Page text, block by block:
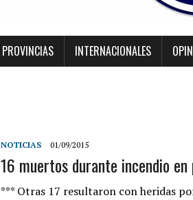
PROVINCIAS INTERNACIONALES
NOTICIAS 01/09/2015
16 muertos durante incendio
*** Otras 17 resultaron con heridas